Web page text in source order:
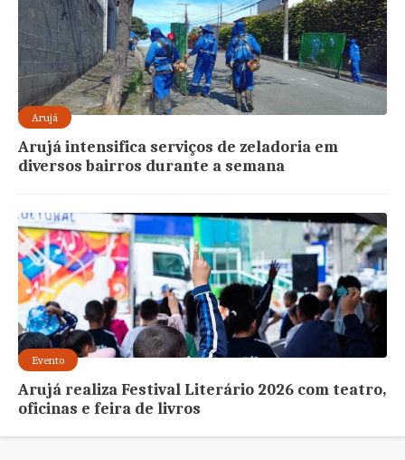
Arujá
Arujá intensifica serviços de zeladoria em
diversos bairros durante a semana
Evento
Arujá realiza Festival Literário 2026 com teatro,
oficinas e feira de livros